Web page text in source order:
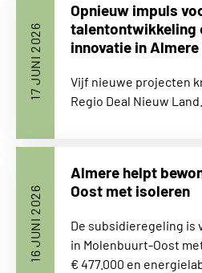
Opnieuw impuls
talentontwikkeling
innovatie in
17 JUNI 2026
Vijf nieuwe projecten
Regio Deal Nieuw Land.
Almere helpt
Oost met isoleren
16 JUNI 2026
De subsidieregeling is
in Molenbuurt-Oost
€ 477.000 en